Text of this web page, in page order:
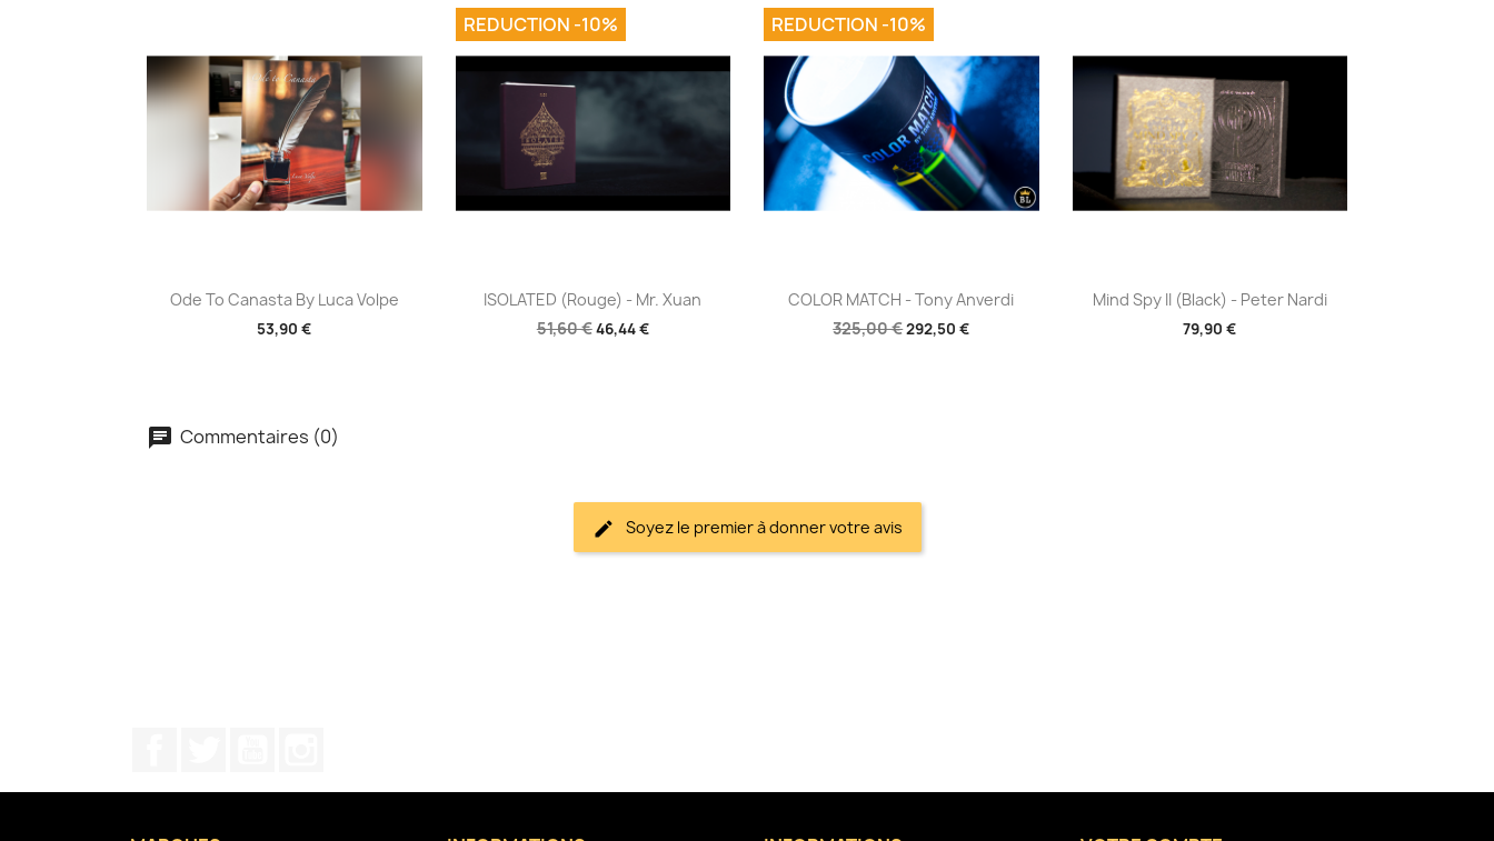
Aperçu rapide
Ode To Canasta By Luca Volpe
53,90 €
Aperçu rapide
ISOLATED (Rouge) - Mr. Xuan
51,60 €46,44 €
REDUCTION -10%
Aperçu rapide
COLOR MATCH - Tony Anverdi
325,00 €292,50 €
REDUCTION -10%
Aperçu rapide
Mind Spy II (Black) - Peter Nardi
79,90 €
Commentaires (0)
Soyez le premier à donner votre avis